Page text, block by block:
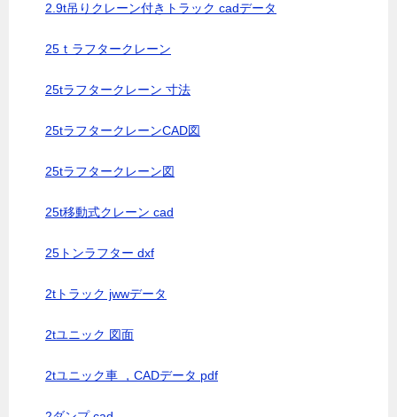
2.9t吊りクレーン付きトラック cadデータ
25ｔラフタークレーン
25tラフタークレーン 寸法
25tラフタークレーンCAD図
25tラフタークレーン図
25t移動式クレーン cad
25トンラフター dxf
2tトラック jwwデータ
2tユニック 図面
2tユニック車 ，CADデータ pdf